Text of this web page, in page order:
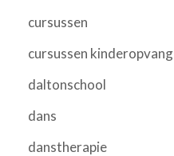
cursussen
cursussen kinderopvang
daltonschool
dans
danstherapie